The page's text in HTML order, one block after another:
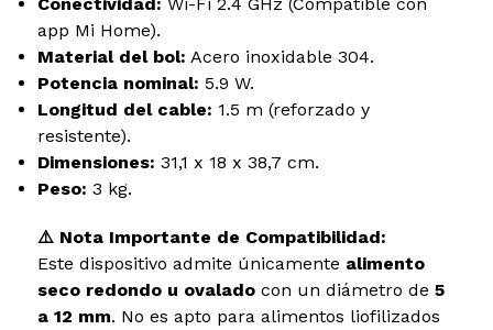
app Mi Home).
Material del bol: Acero inoxidable 304.
Potencia nominal: 5.9 W.
Longitud del cable: 1.5 m (reforzado y
resistente).
Dimensiones: 31,1 x 18 x 38,7 cm.
Peso: 3 kg.
⚠️ Nota Importante de Compatibilidad:
Este dispositivo admite únicamente alimento
seco redondo u ovaladocon un diámetro de 5
a 12 mm. No es apto para alimentos liofilizados